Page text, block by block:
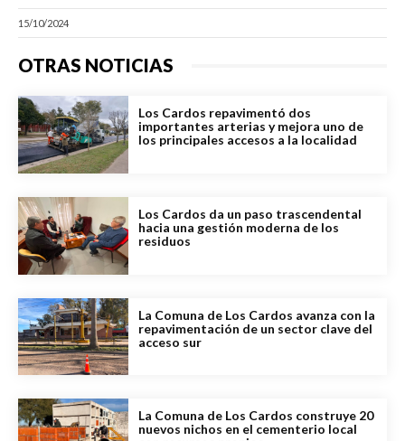
15/10/2024
OTRAS NOTICIAS
Los Cardos repavimentó dos
importantes arterias y mejora uno de
los principales accesos a la localidad
Los Cardos da un paso trascendental
hacia una gestión moderna de los
residuos
La Comuna de Los Cardos avanza con la
repavimentación de un sector clave del
acceso sur
La Comuna de Los Cardos construye 20
nuevos nichos en el cementerio local